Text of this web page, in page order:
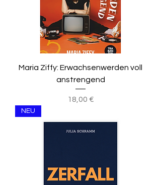
Maria Ziffy: Erwachsenwerden voll
anstrengend
Preis
18,00 €
NEU